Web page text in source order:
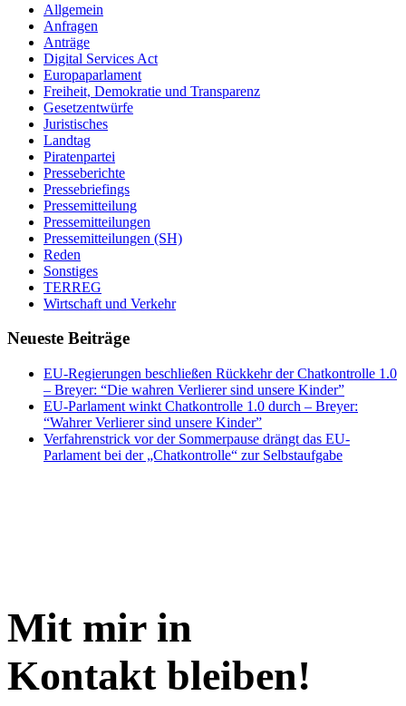
Allgemein
Anfragen
Anträge
Digital Services Act
Europaparlament
Freiheit, Demokratie und Transparenz
Gesetzentwürfe
Juristisches
Landtag
Piratenpartei
Presseberichte
Pressebriefings
Pressemitteilung
Pressemitteilungen
Pressemitteilungen (SH)
Reden
Sonstiges
TERREG
Wirtschaft und Verkehr
Neueste Beiträge
EU-Regierungen beschließen Rückkehr der Chatkontrolle 1.0
– Breyer: “Die wahren Verlierer sind unsere Kinder”
EU-Parlament winkt Chatkontrolle 1.0 durch – Breyer:
“Wahrer Verlierer sind unsere Kinder”
Verfahrenstrick vor der Sommerpause drängt das EU-
Parlament bei der „Chatkontrolle“ zur Selbstaufgabe
Mit mir in
Kontakt bleiben!